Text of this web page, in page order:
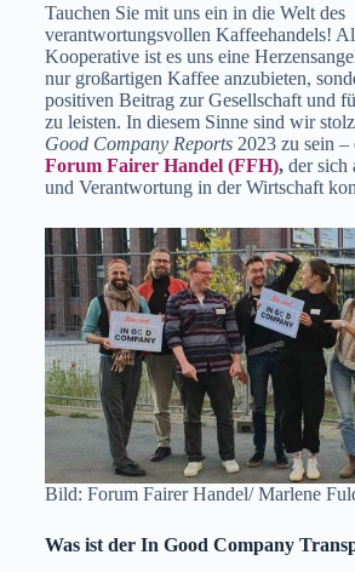
Tauchen Sie mit uns ein in die Welt des
verantwortungsvollen Kaffeehandels!
Kooperative ist es uns eine
nur großartigen Kaffee anzubieten,
positiven Beitrag zur Gesellschaft und
zu leisten. In diesem Sinne sind wir
Good Company Reports 2023 zu sein –
Forum Fairer Handel (FFH),der sich
und Verantwortung in der Wirtschaft
Bild: Forum Fairer Handel/ Marlene
Was ist der In Good Company